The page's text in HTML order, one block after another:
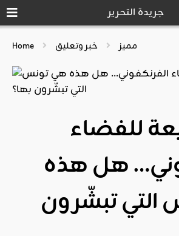
جريدة التحرير
Home مميز خبر وتعليق
للفضاء
هل هذه
تبشّرون